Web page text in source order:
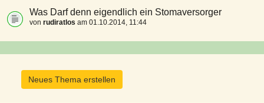
Was Darf denn eigendlich ein Stomaversorger
von rudiratlos am 01.10.2014, 11:44
Neues Thema erstellen